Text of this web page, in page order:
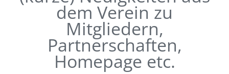
dem Verein zu
Mitgliedern,
Partnerschaften,
Homepage etc.